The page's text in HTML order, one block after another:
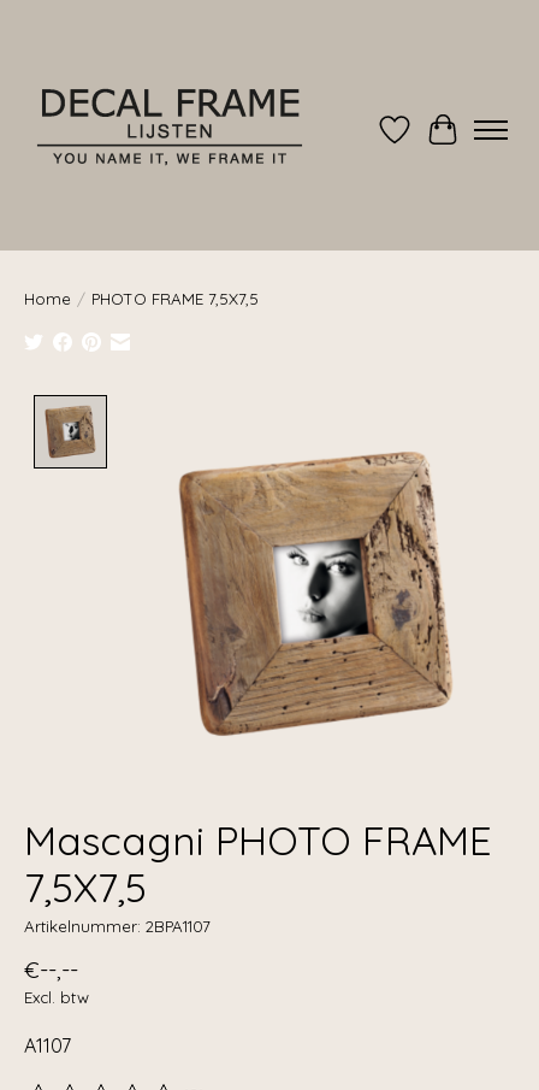
Verlanglijst
Home / PHOTO FRAME 7,5X7,5
Mascagni PHOTO FRAME
7,5X7,5
Artikelnummer: 2BPA1107
€--,--
Excl. btw
A1107